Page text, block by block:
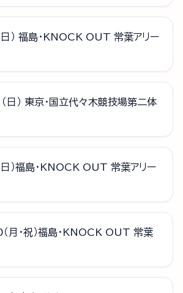
福島・KNOCK OUT 常葉アリー
） 東京・国立代々木競技場第二体
福島・KNOCK OUT 常葉アリー
・祝）福島・KNOCK OUT 常葉